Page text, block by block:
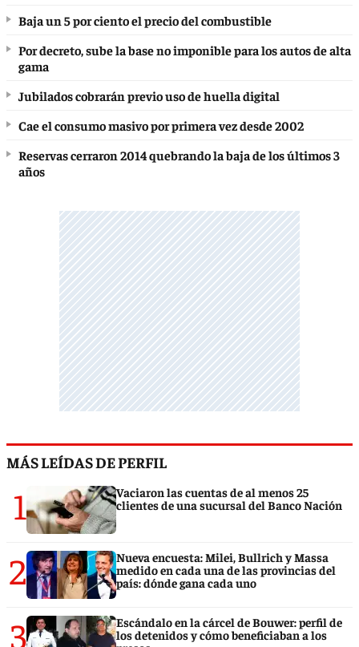
Baja un 5 por ciento el precio del combustible
Por decreto, sube la base no imponible para los autos de alta
gama
Jubilados cobrarán previo uso de huella digital
Cae el consumo masivo por primera vez desde 2002
Reservas cerraron 2014 quebrando la baja de los últimos 3
años
MÁS LEÍDAS DE PERFIL
1
Vaciaron las cuentas de al menos 25
clientes de una sucursal del Banco Nación
2
Nueva encuesta: Milei, Bullrich y Massa
medido en cada una de las provincias del
país: dónde gana cada uno
3
Escándalo en la cárcel de Bouwer: perfil de
los detenidos y cómo beneficiaban a los